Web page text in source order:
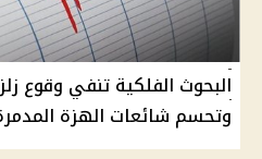
البحوث الفلكية تنفي وقوع
وتحسم شائعات الهزة